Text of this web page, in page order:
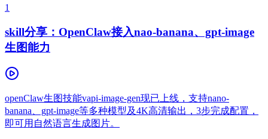
1
skill分享：OpenClaw接入nao-banana、gpt-image
生图能力
openClaw生图技能vapi-image-gen现已上线，支持nano-
banana、gpt-image等多种模型及4K高清输出，3步完成配置，
即可用自然语言生成图片。